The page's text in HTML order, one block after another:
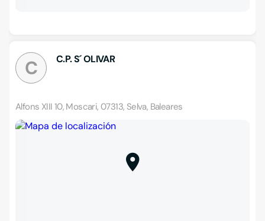
C C.P. S´ OLIVAR
Alfons XIII 10, Moscari, 07313, Selva, Baleares